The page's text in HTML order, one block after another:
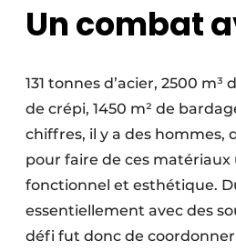
Un combat
131 tonnes d’acier, 2500 m³
de crépi, 1450 m² de
chiffres, il y a des hommes,
pour faire de ces
fonctionnel et esthétique.
essentiellement avec des
défi fut donc de coordonner